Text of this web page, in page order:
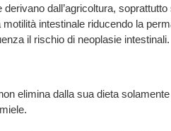
derivano dall’agricoltura, soprattutto
motilità intestinale riducendo la
il rischio di neoplasie intestinali.
elimina dalla sua dieta